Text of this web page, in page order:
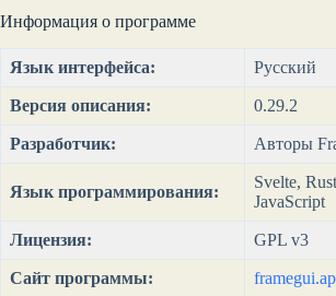
Информация о программе
Язык интерфейса: Русский
Версия описания: 0.29.2
Разработчик: Авторы
Язык программирования:
Svelte,
JavaScript
Лицензия: GPL v3
Сайт программы: